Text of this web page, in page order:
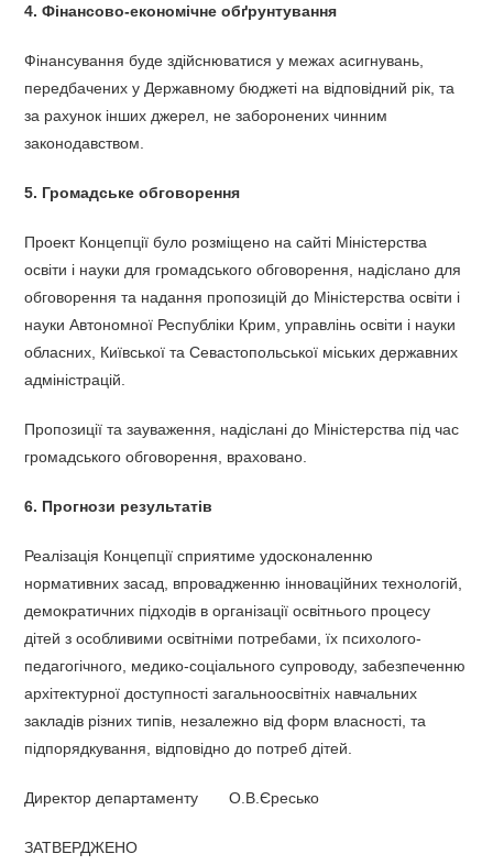
4. Фінансово-економічне обґрунтування
Фінансування буде здійснюватися у межах асигнувань,
передбачених у Державному бюджеті на відповідний рік, та
за рахунок інших джерел, не заборонених чинним
законодавством.
5. Громадське обговорення
Проект Концепції було розміщено на сайті Міністерства
освіти і науки для громадського обговорення, надіслано для
обговорення та надання пропозицій до Міністерства освіти і
науки Автономної Республіки Крим, управлінь освіти і науки
обласних, Київської та Севастопольської міських державних
адміністрацій.
Пропозиції та зауваження, надіслані до Міністерства під час
громадського обговорення, враховано.
6. Прогнози результатів
Реалізація Концепції сприятиме удосконаленню
нормативних засад, впровадженню інноваційних технологій,
демократичних підходів в організації освітнього процесу
дітей з особливими освітніми потребами, їх психолого-
педагогічного, медико-соціального супроводу, забезпеченню
архітектурної доступності загальноосвітніх навчальних
закладів різних типів, незалежно від форм власності, та
підпорядкування, відповідно до потреб дітей.
Директор департаменту О.В.Єресько
ЗАТВЕРДЖЕНО